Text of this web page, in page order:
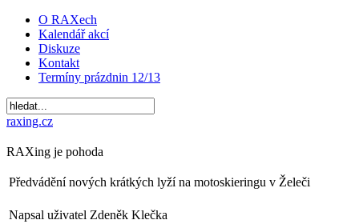
O RAXech
Kalendář akcí
Diskuze
Kontakt
Termíny prázdnin 12/13
raxing.cz
RAXing je pohoda
Předvádění nových krátkých lyží na motoskieringu v Želeči
Napsal uživatel Zdeněk Klečka